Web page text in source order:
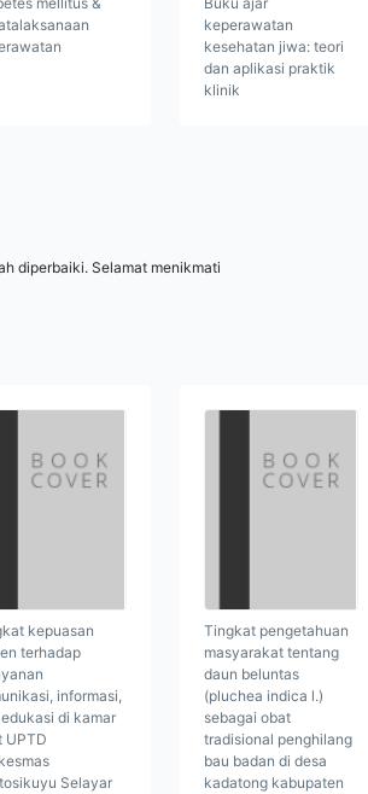
keperawatan
kesehatan jiwa: teori
dan aplikasi praktik
klinik
diperbaiki. Selamat menikmati
kepuasan
terhadap
informasi,
di kamar
UPTD
Selayar
Tingkat pengetahuan
masyarakat tentang
daun beluntas
(pluchea indica l.)
sebagai obat
tradisional penghilang
bau badan di desa
kadatong kabupaten